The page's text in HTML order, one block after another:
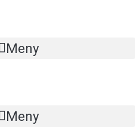
Meny
Meny